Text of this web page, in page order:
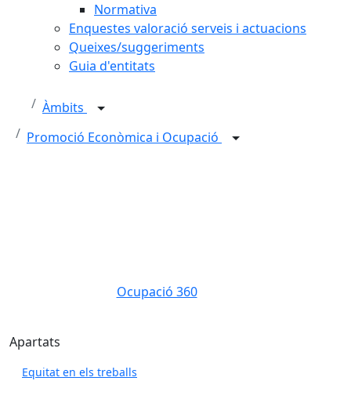
Normativa
Enquestes valoració serveis i actuacions
Queixes/suggeriments
Guia d'entitats
Àmbits
Promoció Econòmica i Ocupació
Ocupació 360
Apartats
Equitat en els treballs